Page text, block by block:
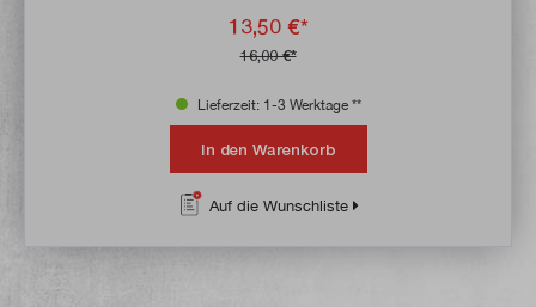
13,50 €*
16,00 €*
Lieferzeit: 1-3 Werktage **
In den Warenkorb
Auf die Wunschliste